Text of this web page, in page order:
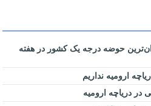
حوضه‌ درجه یک کشور در هفته
ارومیه نداریم
دریاچه ارومیه